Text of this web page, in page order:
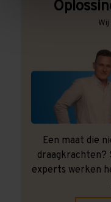
Een maat die
draagkrachten?
experts werken